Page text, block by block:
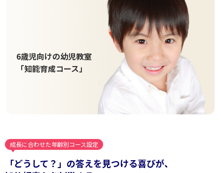
6歳児向けの幼児教室
「知能育成コース」
成長に合わせた年齢別コース設定
「どうして？」の答えを見つける喜びが、